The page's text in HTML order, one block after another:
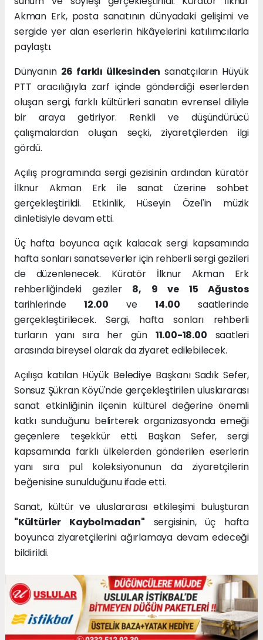
Akman Erk, posta sanatının dünyadaki gelişimi ve
sergide yer alan eserlerin hikâyelerini katılımcılarla
paylaştı.
Dünyanın 26 farklı ülkesinden sanatçıların Hüyük
PTT aracılığıyla zarf içinde gönderdiği eserlerden
oluşan sergi, farklı kültürleri sanatın evrensel diliyle
bir araya getiriyor. Renkli ve düşündürücü
çalışmalardan oluşan seçki, ziyaretçilerden ilgi
gördü.
Açılış programında sergi gezisinin ardından küratör
İlknur Akman Erk ile sanat üzerine sohbet
gerçekleştirildi. Etkinlik, Hüseyin Özel'in müzik
dinletisiyle devam etti.
Üç hafta boyunca açık kalacak sergi kapsamında
hafta sonları sanatseverler için rehberli sergi gezileri
de düzenlenecek. Küratör İlknur Akman Erk
rehberliğindeki geziler 8, 9 ve 15 Ağustos
tarihlerinde12.00 ve14.00 saatlerinde
gerçekleştirilecek. Sergi, hafta sonları rehberli
turların yanı sıra her gün 11.00-18.00 saatleri
arasında bireysel olarak da ziyaret edilebilecek.
Açılışa katılan Hüyük Belediye Başkanı Sadık Sefer,
Sonsuz Şükran Köyü'nde gerçekleştirilen uluslararası
sanat etkinliğinin ilçenin kültürel değerine önemli
katkı sunduğunu belirterek organizasyonda emeği
geçenlere teşekkür etti. Başkan Sefer, sergi
kapsamında farklı ülkelerden gönderilen eserlerin
yanı sıra pul koleksiyonunun da ziyaretçilerin
beğenisine sunulduğunu ifade etti.
Sanat, kültür ve uluslararası etkileşimi buluşturan
"Kültürler Kaybolmadan" sergisinin, üç hafta
boyunca ziyaretçilerini ağırlamaya devam edeceği
bildirildi.